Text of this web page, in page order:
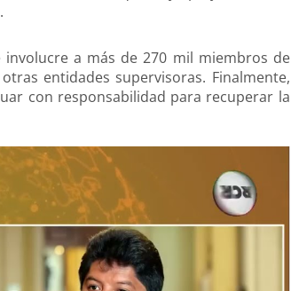
a más de 270 mil miembros de
entidades supervisoras. Finalmente,
con responsabilidad para recuperar la